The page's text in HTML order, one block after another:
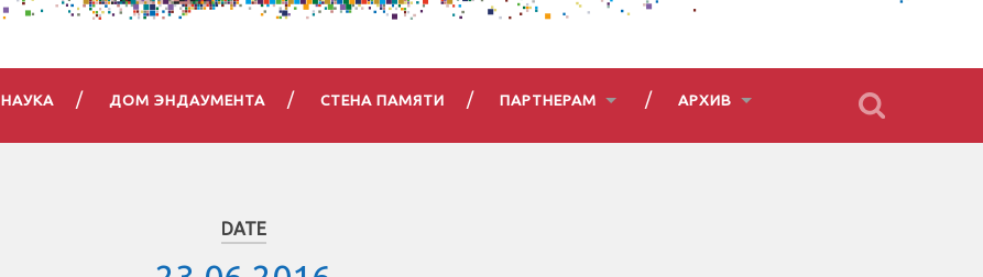
НАУКА ДОМ ЭНДАУМЕНТА СТЕНА ПАМЯТИ ПАРТНЕРАМ АРХИВ
DATE